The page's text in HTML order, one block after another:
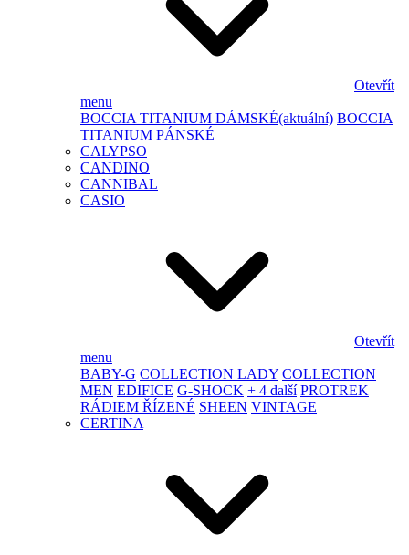
Otevřít
menu
BOCCIA TITANIUM DÁMSKÉ(aktuální) BOCCIA
TITANIUM PÁNSKÉ
CALYPSO
CANDINO
CANNIBAL
CASIO
Otevřít
menu
BABY-G COLLECTION LADY COLLECTION
MEN EDIFICE G-SHOCK + 4 další PROTREK
RÁDIEM ŘÍZENÉ SHEEN VINTAGE
CERTINA